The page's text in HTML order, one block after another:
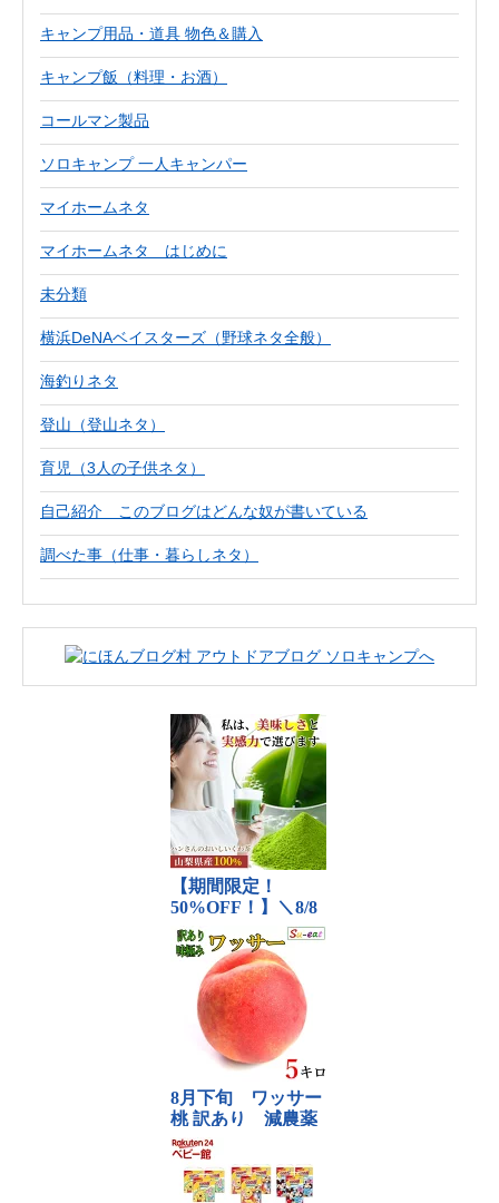
キャンプ用品・道具 物色＆購入
キャンプ飯（料理・お酒）
コールマン製品
ソロキャンプ 一人キャンパー
マイホームネタ
マイホームネタ はじめに
未分類
横浜DeNAベイスターズ（野球ネタ全般）
海釣りネタ
登山（登山ネタ）
育児（3人の子供ネタ）
自己紹介 このブログはどんな奴が書いている
調べた事（仕事・暮らしネタ）